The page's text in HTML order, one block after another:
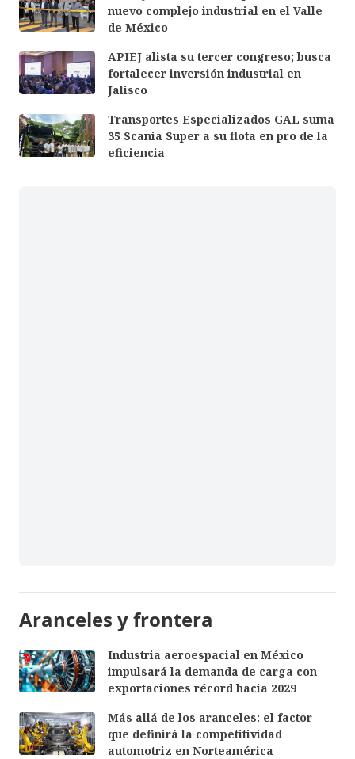
nuevo complejo industrial en el Valle
de México
APIEJ alista su tercer congreso; busca
fortalecer inversión industrial en
Jalisco
Transportes Especializados GAL suma
35 Scania Super a su flota en pro de la
eficiencia
Aranceles y frontera
Industria aeroespacial en México
impulsará la demanda de carga con
exportaciones récord hacia 2029
Más allá de los aranceles: el factor
que definirá la competitividad
automotriz en Norteamérica